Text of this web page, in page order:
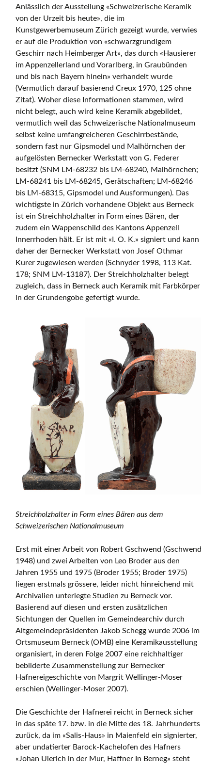
Anlässlich der Ausstellung «Schweizerische Keramik
von der Urzeit bis heute», die im
Kunstgewerbemuseum Zürich gezeigt wurde, verwies
er auf die Produktion von «schwarzgrundigem
Geschirr nach Heimberger Art», das durch «Hausierer
im Appenzellerland und Vorarlberg, in Graubünden
und bis nach Bayern hinein» verhandelt wurde
(Vermutlich darauf basierend Creux 1970, 125 ohne
Zitat). Woher diese Informationen stammen, wird
nicht belegt, auch wird keine Keramik abgebildet,
vermutlich weil das Schweizerische Nationalmuseum
selbst keine umfangreicheren Geschirrbestände,
sondern fast nur Gipsmodel und Malhörnchen der
aufgelösten Bernecker Werkstatt von G. Federer
besitzt (SNM LM-68232 bis LM-68240, Malhörnchen;
LM-68241 bis LM-68245, Gerätschaften; LM-68246
bis LM-68315, Gipsmodel und Ausformungen). Das
wichtigste in Zürich vorhandene Objekt aus Berneck
ist ein Streichholzhalter in Form eines Bären, der
zudem ein Wappenschild des Kantons Appenzell
Innerrhoden hält. Er ist mit «I. O. K.» signiert und kann
daher der Bernecker Werkstatt von Josef Othmar
Kurer zugewiesen werden (Schnyder 1998, 113 Kat.
178; SNM LM-13187). Der Streichholzhalter belegt
zugleich, dass in Berneck auch Keramik mit Farbkörper
in der Grundengobe gefertigt wurde.
Streichholzhalter in Form eines Bären aus dem
Schweizerischen Nationalmuseum
Erst mit einer Arbeit von Robert Gschwend (Gschwend
1948) und zwei Arbeiten von Leo Broder aus den
Jahren 1955 und 1975 (Broder 1955; Broder 1975)
liegen erstmals grössere, leider nicht hinreichend mit
Archivalien unterlegte Studien zu Berneck vor.
Basierend auf diesen und ersten zusätzlichen
Sichtungen der Quellen im Gemeindearchiv durch
Altgemeindepräsidenten Jakob Schegg wurde 2006 im
Ortsmuseum Berneck (OMB) eine Keramikausstellung
organisiert, in deren Folge 2007 eine reichhaltiger
bebilderte Zusammenstellung zur Bernecker
Hafnereigeschichte von Margrit Wellinger-Moser
erschien (Wellinger-Moser 2007).
Die Geschichte der Hafnerei reicht in Berneck sicher
in das späte 17. bzw. in die Mitte des 18. Jahrhunderts
zurück, da im «Salis-Haus» in Maienfeld ein signierter,
aber undatierter Barock-Kachelofen des Hafners
«Johan Ulerich in der Mur, Haffner In Berneg» steht